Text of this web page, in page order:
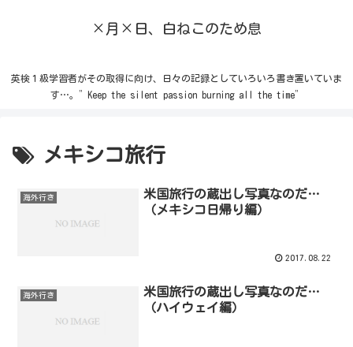
×月×日、白ねこのため息
英検１級学習者がその取得に向け、日々の記録としていろいろ書き置いていま
す…。”Keep the silent passion burning all the time”
メキシコ旅行
海外行き
米国旅行の蔵出し写真なのだ…
（メキシコ日帰り編）
2017.08.22
海外行き
米国旅行の蔵出し写真なのだ…
（ハイウェイ編）